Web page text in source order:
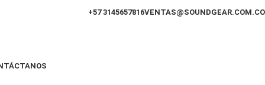
+57 3145657816VENTAS@SOUNDGEAR.COM.CO